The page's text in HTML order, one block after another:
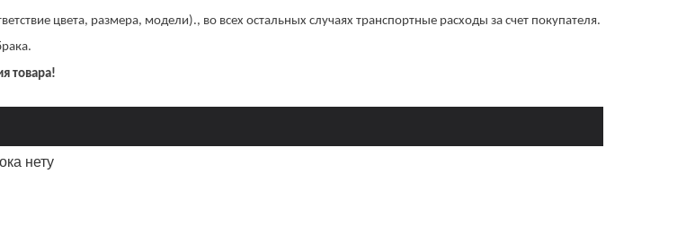
цвета, размера, модели)., во всех остальных случаях транспортные расходы за счет покупателя.
товара!
нету